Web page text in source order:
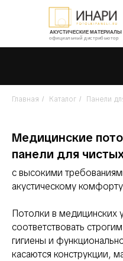
АКУСТИЧЕСКИЕ МАТЕРИАЛЫ
официальный дистрибьютор
Главная / Каталог / Панели
Медицинские
панели для
с высокими
акустическому
Потолки в
соответствовать
гигиены и
касаются конструкции,